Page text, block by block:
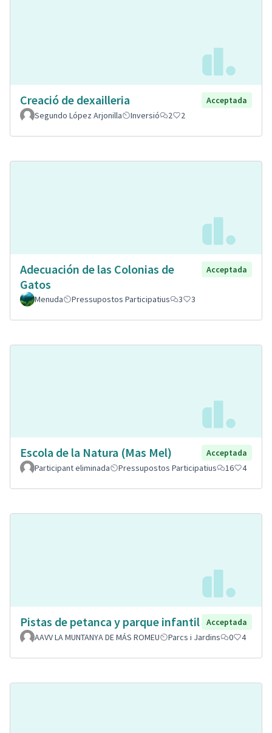
Creació de dexailleria
Acceptada
Segundo López Arjonilla
Inversió 2 2
Adecuación de las Colonias de
Gatos
Acceptada
Menuda Pressupostos Participatius 3 3
Escola de la Natura (Mas Mel)
Acceptada
Participant eliminada
Pressupostos Participatius 16 4
Pistas de petanca y parque infantil
Acceptada
AAVV LA MUNTANYA DE MÁS ROMEU
Parcs i Jardins 0 4